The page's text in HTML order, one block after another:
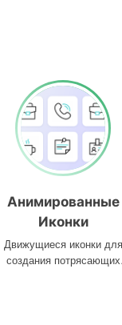
Анимированные
Иконки
Движущиеся иконки для
создания потрясающих